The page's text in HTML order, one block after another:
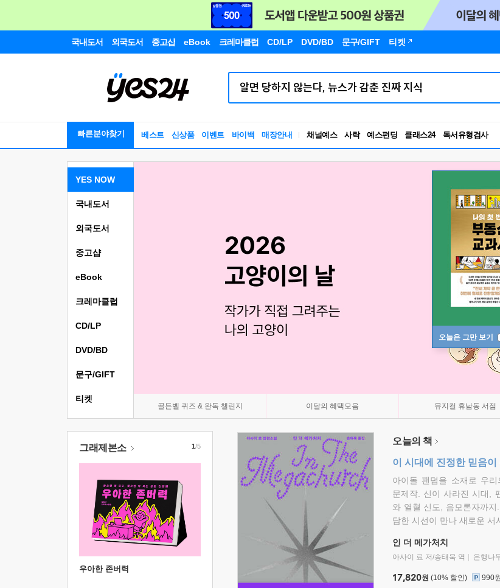
국내도서 외국도서 중고샵 eBook 크레마클럽 CD/LP DVD/BD 문구/GIFT 티켓
빠른분야찾기 베스트 신상품 이벤트 바이백 매장안내 채널예스 사락 예스펀딩 클래스24
RBTI Lab
독서유형검사
오늘은 그만 보기
YES NOW
골든벨 퀴즈 & 완독 챌린지 이달의 혜택모음 뮤지컬 휴남동 서점
국내도서
외국도서
중고샵
eBook
크레마클럽
CD/LP
DVD/BD
문구/GIFT
티켓
그래제본소
우아한 존버력
1/5 오늘의 책
이 시대에 진정한 믿음
아이돌 팬덤을 소재로 우
문제작. 신이 사라진 시대,
와 열혈 신도, 음모론자까
담한 시선이 만나 새로운 서
인 더 메가처치
아사이 료 저/송태욱 역 은행나
17,820원 (10% 할인) 990원